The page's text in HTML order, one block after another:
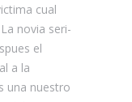
cual
novia seri­
el
a la
una nuestro